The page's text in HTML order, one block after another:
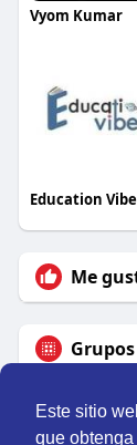
Este sitio
que
Vyom Kumar
Education
Me
Grupos